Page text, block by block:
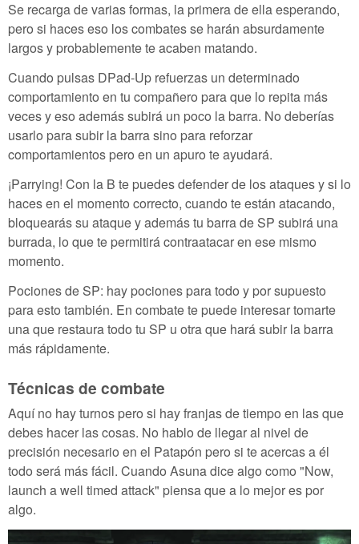
Se recarga de varias formas, la primera de ella esperando,
pero si haces eso los combates se harán absurdamente
largos y probablemente te acaben matando.
Cuando pulsas DPad-Up refuerzas un determinado
comportamiento en tu compañero para que lo repita más
veces y eso además subirá un poco la barra. No deberías
usarlo para subir la barra sino para reforzar
comportamientos pero en un apuro te ayudará.
¡Parrying! Con la B te puedes defender de los ataques y si lo
haces en el momento correcto, cuando te están atacando,
bloquearás su ataque y además tu barra de SP subirá una
burrada, lo que te permitirá contraatacar en ese mismo
momento.
Pociones de SP: hay pociones para todo y por supuesto
para esto también. En combate te puede interesar tomarte
una que restaura todo tu SP u otra que hará subir la barra
más rápidamente.
Técnicas de combate
Aquí no hay turnos pero si hay franjas de tiempo en las que
debes hacer las cosas. No hablo de llegar al nivel de
precisión necesario en el Patapón pero si te acercas a él
todo será más fácil. Cuando Asuna dice algo como "Now,
launch a well timed attack" piensa que a lo mejor es por
algo.